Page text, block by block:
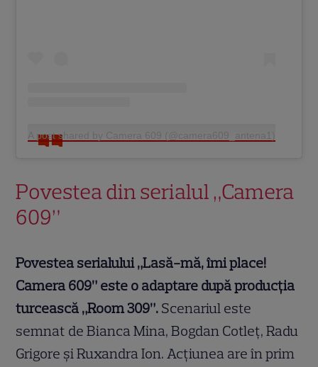
A post shared by Camera 609 (@camera609_antena1)
Povestea din serialul „Camera
609”
Povestea serialului „Lasă-mă, îmi place!
Camera 609” este o adaptare după producţia
turcească „Room 309”. Scenariul este
semnat de Bianca Mina, Bogdan Cotleţ, Radu
Grigore şi Ruxandra Ion. Acțiunea are în prim